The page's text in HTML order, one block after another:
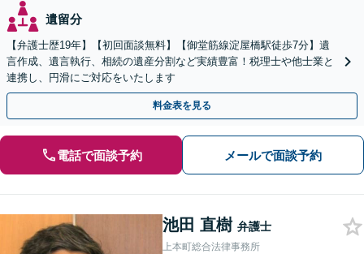
遺留分
【弁護士歴19年】【初回面談無料】【御堂筋線淀屋橋駅徒歩7分】遺
言作成、遺言執行、相続の遺産分割など実績豊富！税理士や他士業と
連携し、円滑にご対応をいたします
料金表を見る
電話で面談予約 メールで面談予約
池田 直樹 弁護士
上本町総合法律事務所